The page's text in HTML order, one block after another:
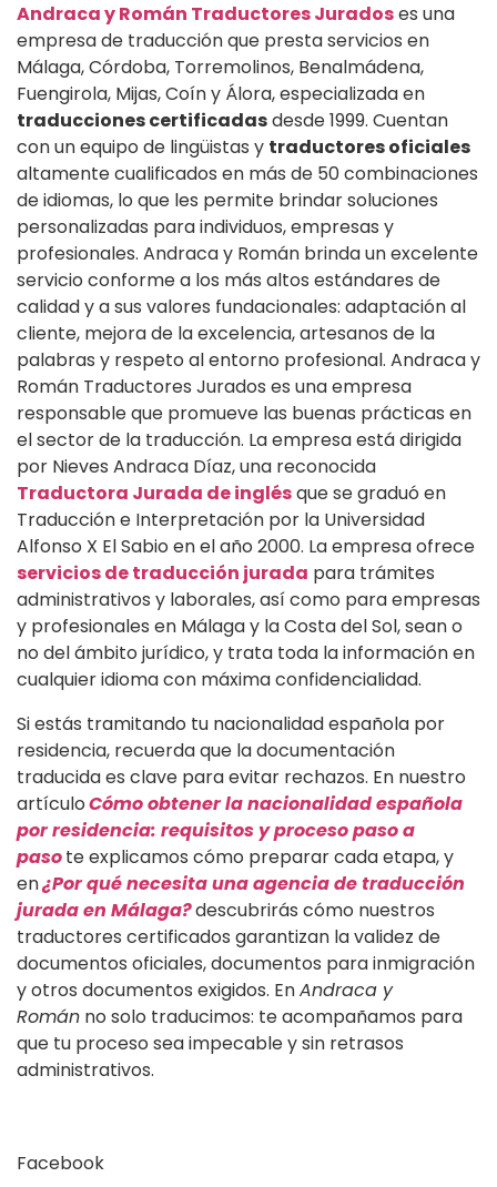
Andraca y Román Traductores Juradoses una
empresa de traducción que presta servicios en
Málaga, Córdoba, Torremolinos, Benalmádena,
Fuengirola, Mijas, Coín y Álora, especializada en
traducciones certificadasdesde 1999. Cuentan
con un equipo de lingüistas y traductores oficiales
altamente cualificados en más de 50 combinaciones
de idiomas, lo que les permite brindar soluciones
personalizadas para individuos, empresas y
profesionales. Andraca y Román brinda un excelente
servicio conforme a los más altos estándares de
calidad y a sus valores fundacionales: adaptación al
cliente, mejora de la excelencia, artesanos de la
palabras y respeto al entorno profesional. Andraca y
Román Traductores Jurados es una empresa
responsable que promueve las buenas prácticas en
el sector de la traducción. La empresa está dirigida
por Nieves Andraca Díaz, una reconocida
Traductora Jurada de inglésque se graduó en
Traducción e Interpretación por la Universidad
Alfonso X El Sabio en el año 2000. La empresa ofrece
servicios de traducción jurada para trámites
administrativos y laborales, así como para empresas
y profesionales en Málaga y la Costa del Sol, sean o
no del ámbito jurídico, y trata toda la información en
cualquier idioma con máxima confidencialidad.
Si estás tramitando tu nacionalidad española por
residencia, recuerda que la documentación
traducida es clave para evitar rechazos. En nuestro
artículoCómo obtener la nacionalidad española
por residencia: requisitos y proceso paso a
pasote explicamos cómo preparar cada etapa, y
en¿Por qué necesita una agencia de traducción
jurada en Málaga?descubrirás cómo nuestros
traductores certificados garantizan la validez de
documentos oficiales, documentos para inmigración
y otros documentos exigidos. EnAndraca y
Román no solo traducimos: te acompañamos para
que tu proceso sea impecable y sin retrasos
administrativos.
Facebook